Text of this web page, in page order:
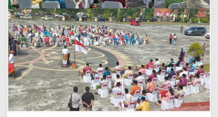
n
a
L
a
n
t
i
k
1
8
3
P
e